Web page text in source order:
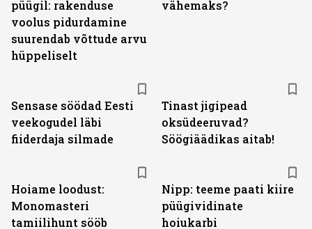
püügil: rakenduse
voolus pidurdamine
suurendab võttude arvu
hüppeliselt
vähemaks?
Sensase söödad Eesti
veekogudel läbi
fiiderdaja silmade
Tinast jigipead
oksüdeeruvad?
Söögiäädikas aitab!
Hoiame loodust:
Monomasteri
tamiilihunt sööb
Nipp: teeme paati kiire
püügividinate
hoiukarbi